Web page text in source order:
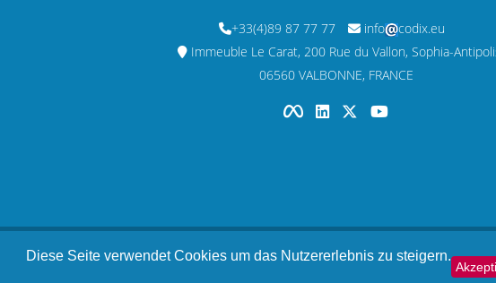
+33(4)89 87 77 77 info
codix.eu
Immeuble Le Carat, 200 Rue du Vallon, Sophia-
06560 VALBONNE, FRANCE
© Copyright 1993 - 2026 Codix Rechtshinweis Sitemap
Diese Seite verwendet Cookies um das Nutzererlebnis zu steigern.